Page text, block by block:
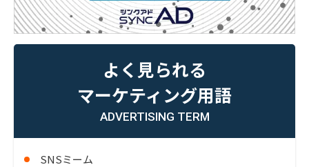
よく見られる
マーケティング用語
ADVERTISING TERM
SNSミーム